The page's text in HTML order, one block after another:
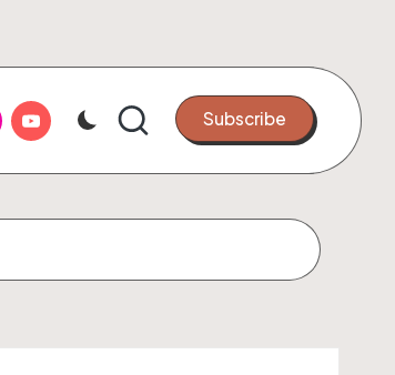
youtube.com Subscribe